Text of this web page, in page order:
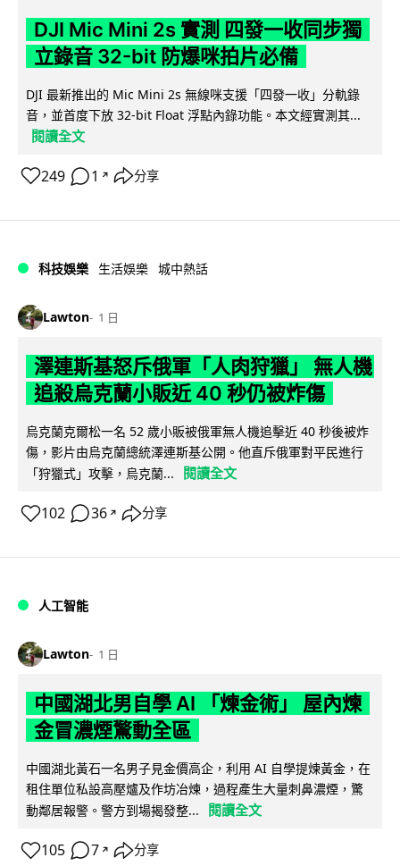
DJI Mic Mini 2s 實測 四發一收同步獨
立錄音 32-bit 防爆咪拍片必備
DJI 最新推出的 Mic Mini 2s 無線咪支援「四發一收」分軌錄
音，並首度下放 32-bit Float 浮點內錄功能。本文經實測其...
閱讀全文
249 1 ↗ 分享
科技娛樂 生活娛樂 城中熱話
Lawton 1 日
澤連斯基怒斥俄軍「人肉狩獵」 無人機
追殺烏克蘭小販近 40 秒仍被炸傷
烏克蘭克爾松一名 52 歲小販被俄軍無人機追擊近 40 秒後被炸
傷，影片由烏克蘭總統澤連斯基公開。他直斥俄軍對平民進行
「狩獵式」攻擊，烏克蘭...
閱讀全文
102 36 ↗ 分享
人工智能
Lawton 1 日
中國湖北男自學 AI 「煉金術」 屋內煉
金冒濃煙驚動全區
中國湖北黃石一名男子見金價高企，利用 AI 自學提煉黃金，在
租住單位私設高壓爐及作坊冶煉，過程產生大量刺鼻濃煙，驚
動鄰居報警。警方到場揭發整...
閱讀全文
105 7 ↗ 分享